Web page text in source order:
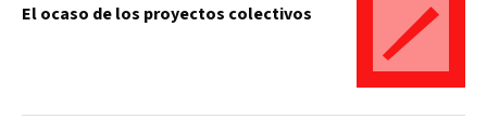
El ocaso de los proyectos colectivos